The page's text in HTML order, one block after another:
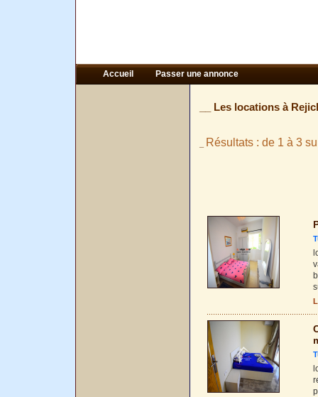
Accueil Passer une annonce
__ Les locations à
Résultats : de 1 à 3